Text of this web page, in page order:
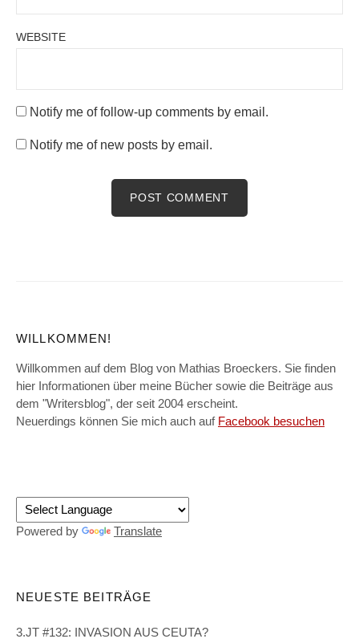
WEBSITE
Notify me of follow-up comments by email.
Notify me of new posts by email.
WILLKOMMEN!
Willkommen auf dem Blog von Mathias Broeckers. Sie finden
hier Informationen über meine Bücher sowie die Beiträge aus
dem "Writersblog", der seit 2004 erscheint.
Neuerdings können Sie mich auch auf Facebook besuchen
Powered by Translate
NEUESTE BEITRÄGE
3.JT #132: INVASION AUS CEUTA?